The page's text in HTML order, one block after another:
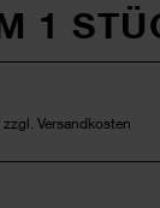
1
Versandkosten